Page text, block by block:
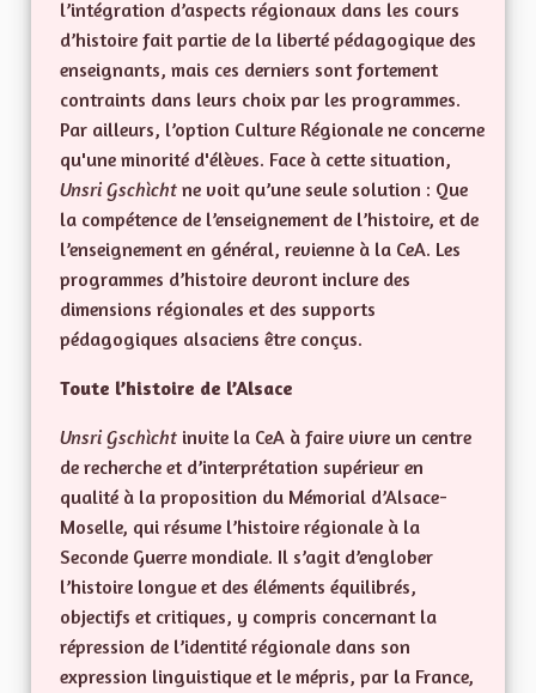
l’intégration d’aspects régionaux dans les cours
d’histoire fait partie de la liberté pédagogique des
enseignants, mais ces derniers sont fortement
contraints dans leurs choix par les programmes.
Par ailleurs, l’option Culture Régionale ne concerne
qu'une minorité d'élèves. Face à cette situation,
Unsri Gschìcht ne voit qu’une seule solution : Que
la compétence de l’enseignement de l’histoire, et de
l’enseignement en général, revienne à la CeA. Les
programmes d’histoire devront inclure des
dimensions régionales et des supports
pédagogiques alsaciens être conçus.
Toute l’histoire de l’Alsace
Unsri Gschìcht invite la CeA à faire vivre un centre
de recherche et d’interprétation supérieur en
qualité à la proposition du Mémorial d’Alsace-
Moselle, qui résume l’histoire régionale à la
Seconde Guerre mondiale. Il s’agit d’englober
l’histoire longue et des éléments équilibrés,
objectifs et critiques, y compris concernant la
répression de l’identité régionale dans son
expression linguistique et le mépris, par la France,